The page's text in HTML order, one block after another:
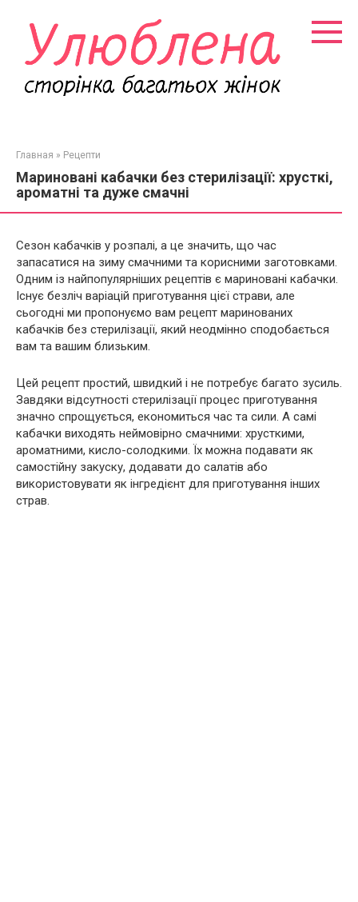
контенту
Главная » Рецепти
Мариновані кабачки без стерилізації: хрусткі,
ароматні та дуже смачні
Сезон кабачків у розпалі, а це значить, що час
запасатися на зиму смачними та корисними заготовками.
Одним із найпопулярніших рецептів є мариновані кабачки.
Існує безліч варіацій приготування цієї страви, але
сьогодні ми пропонуємо вам рецепт маринованих
кабачків без стерилізації, який неодмінно сподобається
вам та вашим близьким.
Цей рецепт простий, швидкий і не потребує багато зусиль.
Завдяки відсутності стерилізації процес приготування
значно спрощується, економиться час та сили. А самі
кабачки виходять неймовірно смачними: хрусткими,
ароматними, кисло-солодкими. Їх можна подавати як
самостійну закуску, додавати до салатів або
використовувати як інгредієнт для приготування інших
страв.